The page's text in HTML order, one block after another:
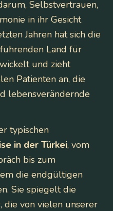
Selbstvertrauen,
in ihr Gesicht
Jahren hat sich die
Land für
und zieht
Patienten an, die
lebensverändernde
typischen
in der Türkei, vom
bis zum
die endgültigen
Sie spiegelt die
die von vielen unserer